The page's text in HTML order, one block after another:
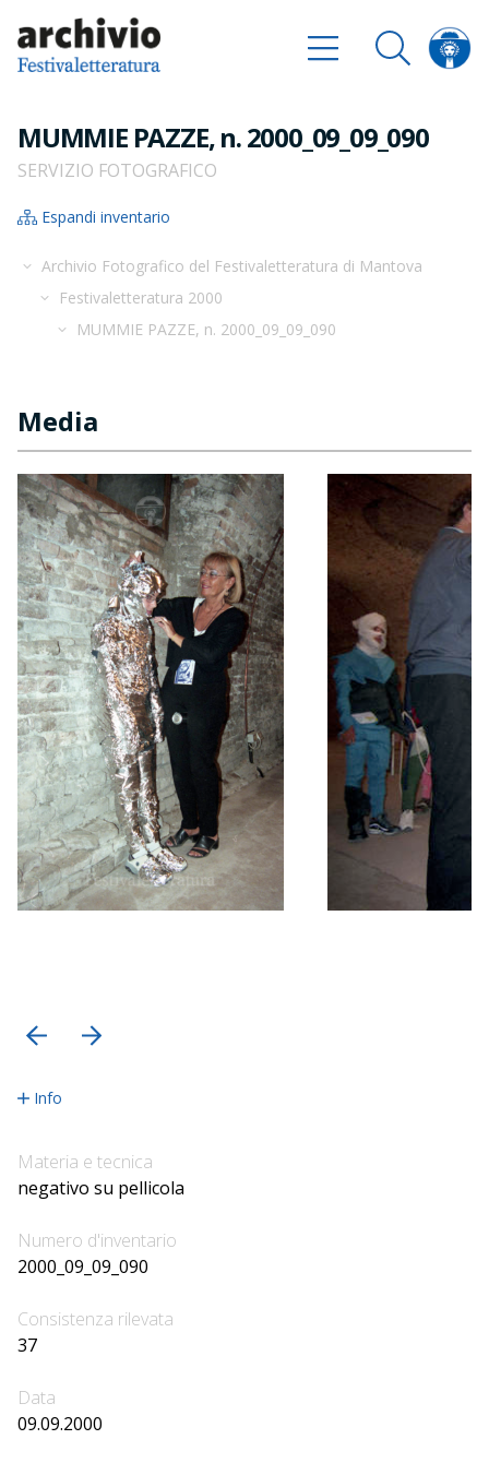
MUMMIE PAZZE, n. 2000_09_09_090
SERVIZIO FOTOGRAFICO
Espandi inventario
Archivio Fotografico del Festivaletteratura di Mantova
Festivaletteratura 2000
MUMMIE PAZZE, n. 2000_09_09_090
Media
Info
Materia e tecnica
negativo su pellicola
Numero d'inventario
2000_09_09_090
Consistenza rilevata
37
Data
09.09.2000